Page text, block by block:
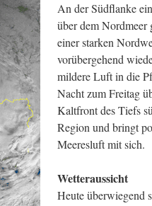
An der Südflanke
über dem Nordmeer
einer starken
vorübergehend
mildere Luft in die
Nacht zum Freitag
Kaltfront des Tiefs
Region und bringt
Meeresluft mit sich.
Wetteraussicht
Heute überwiegend